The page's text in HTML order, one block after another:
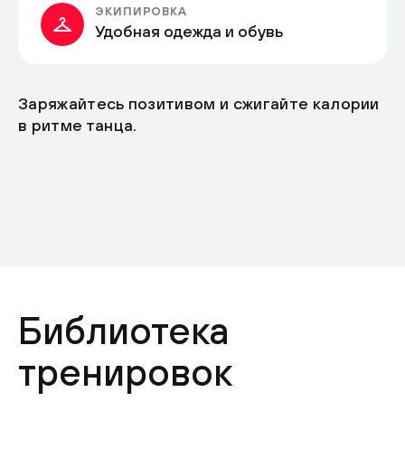
ЭКИПИРОВКА
Удобная одежда и обувь
Заряжайтесь позитивом и сжигайте калории
в ритме танца.
Библиотека
тренировок